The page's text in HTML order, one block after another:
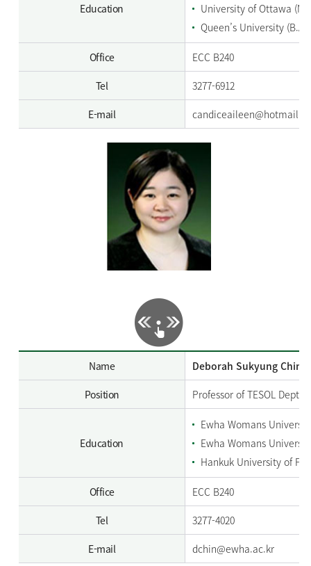
Education
University of Ottawa
Queen’s University (B.A.)
Office ECC B240
Tel 3277-6912
E-mail
Name Deborah Sukyung Chin
Position Professor of TESOL Dept.
Education
Ewha Womans
Ewha Womans
Hankuk University of
Office ECC B240
Tel 3277-4020
E-mail dchin@ewha.ac.kr